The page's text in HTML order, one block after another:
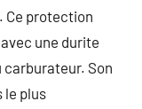
Ce protection
avec une durite
carburateur. Son
le plus